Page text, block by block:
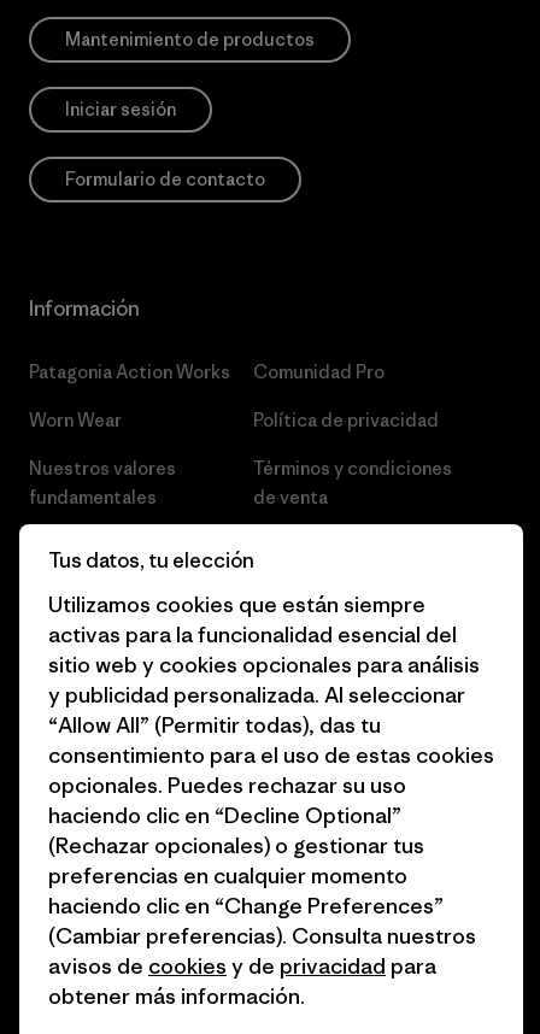
Mantenimiento de productos
Iniciar sesión
Formulario de contacto
Información
Patagonia Action Works
Worn Wear
Nuestros valores
fundamentales
Business Unusual
Objetivos climáticos
1% for the Planet
Cómo financiamos
Tarjetas regalo
Encuentra una tienda
Comunidad Pro
Política de privacidad
Términos y condiciones
de venta
Empleo
Prensa
Programa para profesionales
del sector
Programa de afiliados
Mapa del sitio Patagonia
España
© 2026 Patagonia, Inc. Todos los derechos reservados.
Tus datos, tu elección
Utilizamos cookies que están siempre
activas para la funcionalidad esencial del
sitio web y cookies opcionales para análisis
y publicidad personalizada. Al seleccionar
“Allow All” (Permitir todas), das tu
consentimiento para el uso de estas cookies
opcionales. Puedes rechazar su uso
haciendo clic en “Decline Optional”
(Rechazar opcionales) o gestionar tus
preferencias en cualquier momento
haciendo clic en “Change Preferences”
(Cambiar preferencias). Consulta nuestros
avisos de cookies y de privacidad para
obtener más información.